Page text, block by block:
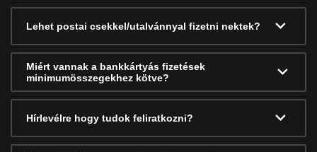
Lehet postai csekkel/utalvánnyal fizetni nektek?
Miért vannak a bankkártyás fizetések
minimumösszegekhez kötve?
Hírlevélre hogy tudok feliratkozni?